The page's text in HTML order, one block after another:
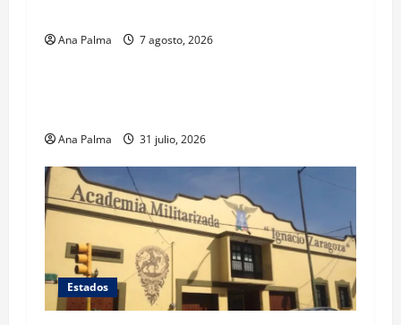
Ana Palma 7 agosto, 2026
Estados
Ana Palma 31 julio, 2026
Estados